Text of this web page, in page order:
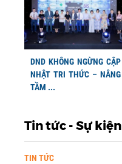
DND KHÔNG NGỪNG CẬP
NHẬT TRI THỨC – NÂNG
TẦM ...
Tin tức - Sự kiện
TIN TỨC